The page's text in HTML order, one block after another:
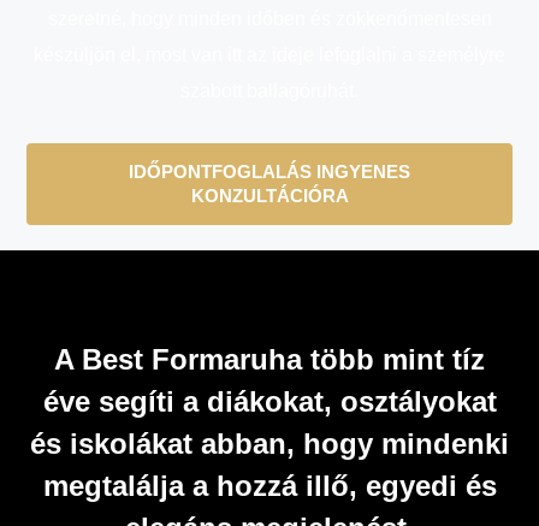
IDŐPONTFOGLALÁS INGYENES
KONZULTÁCIÓRA
A Best Formaruha több mint tíz
éve segíti a diákokat, osztályokat
és iskolákat abban, hogy mindenki
megtalálja a hozzá illő, egyedi és